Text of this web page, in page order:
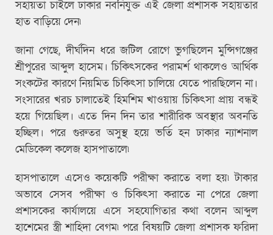
সহায়তা চাইলে ঢাকার নবনিযুক্ত এই জেলা প্রশাসক সহায়তার
হাত বাড়িয়ে দেন৷
জানা গেছে, দীর্ঘদিন ধরে জটিল রোগে ভুগছিলেন মুন্সিগঞ্জের
শ্রীপুরের আব্দুল হাসেম। চিকিৎসকের পরামর্শ থাকলেও আর্থিক
সংকটের কারণে নিয়মিত চিকিৎসা চালিয়ে যেতে পারছিলেন না।
সংসারের খরচ চালাতেই হিমশিম খাওয়ায় চিকিৎসা প্রায় বন্ধই
হয়ে গিয়েছিল। এতে দিন দিন তার শারীরিক অবস্থার অবনতি
হচ্ছিল। পরে গুরুতর অসুস্থ হয়ে ভর্তি হন ঢাকার ন্যাশনাল
মেডিকেল কলেজ হাসপাতালে৷
হাসপাতালে এসেও কয়েকটি পরীক্ষা করাতে বলা হয়৷ টাকার
অভাবে সেসব পরীক্ষা ও চিকিৎসা করাতে না পেরে জেলা
প্রশাসকের কার্যালয়ে এসে সহযোগিতার কথা বলেন আব্দুল
হাশেমের স্ত্রী শাহিদা বেগম৷ পরে বিষয়টি জেলা প্রশাসক ফরিদা